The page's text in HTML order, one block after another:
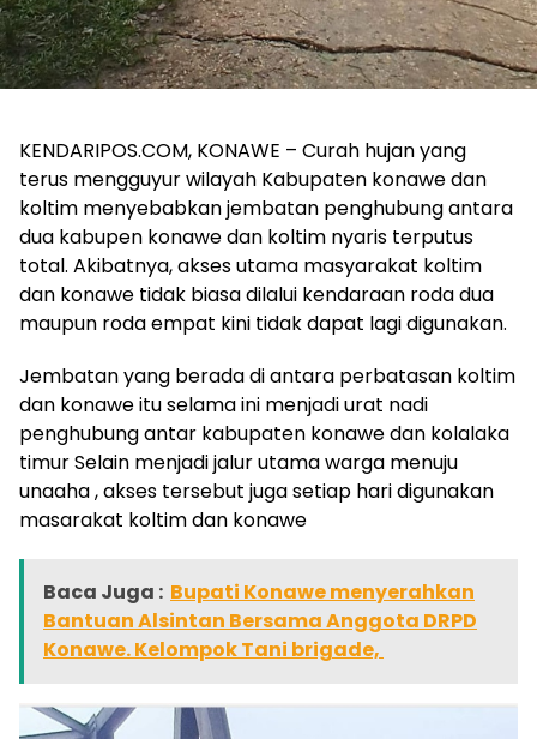
KENDARIPOS.COM, KONAWE – Curah hujan yang
terus mengguyur wilayah Kabupaten konawe dan
koltim menyebabkan jembatan penghubung antara
dua kabupen konawe dan koltim nyaris terputus
total. Akibatnya, akses utama masyarakat koltim
dan konawe tidak biasa dilalui kendaraan roda dua
maupun roda empat kini tidak dapat lagi digunakan.
Jembatan yang berada di antara perbatasan koltim
dan konawe itu selama ini menjadi urat nadi
penghubung antar kabupaten konawe dan kolalaka
timur Selain menjadi jalur utama warga menuju
unaaha , akses tersebut juga setiap hari digunakan
masarakat koltim dan konawe
Baca Juga : Bupati Konawe menyerahkan
Bantuan Alsintan Bersama Anggota DRPD
Konawe. Kelompok Tani brigade,